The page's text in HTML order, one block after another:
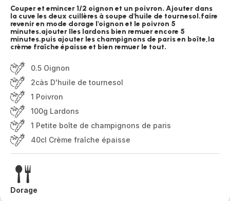
Couper et emincer 1/2 oignon et un poivron. Ajouter dans
la cuve les deux cuillères à soupe d'huile de tournesol.faire
revenir en mode dorage l'oignon et le poivron 5
minutes.ajouter lles lardons bien remuer encore 5
minutes.puis ajouter les champignons de paris en boîte,la
crème fraîche épaisse et bien remuer le tout.
0.5 Oignon
2càs D'huile de tournesol
1 Poivron
100g Lardons
1 Petite boîte de champignons de paris
40cl Crème fraîche épaisse
Dorage